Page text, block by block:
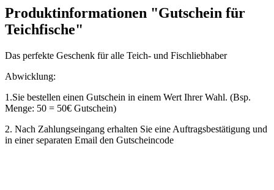
Produktinformationen "Gutschein für
Teichfische"
Das perfekte Geschenk für alle Teich- und Fischliebhaber
Abwicklung:
1.Sie bestellen einen Gutschein in einem Wert Ihrer Wahl. (Bsp.
Menge: 50 = 50€ Gutschein)
2. Nach Zahlungseingang erhalten Sie eine Auftragsbestätigung und
in einer separaten Email den Gutscheincode